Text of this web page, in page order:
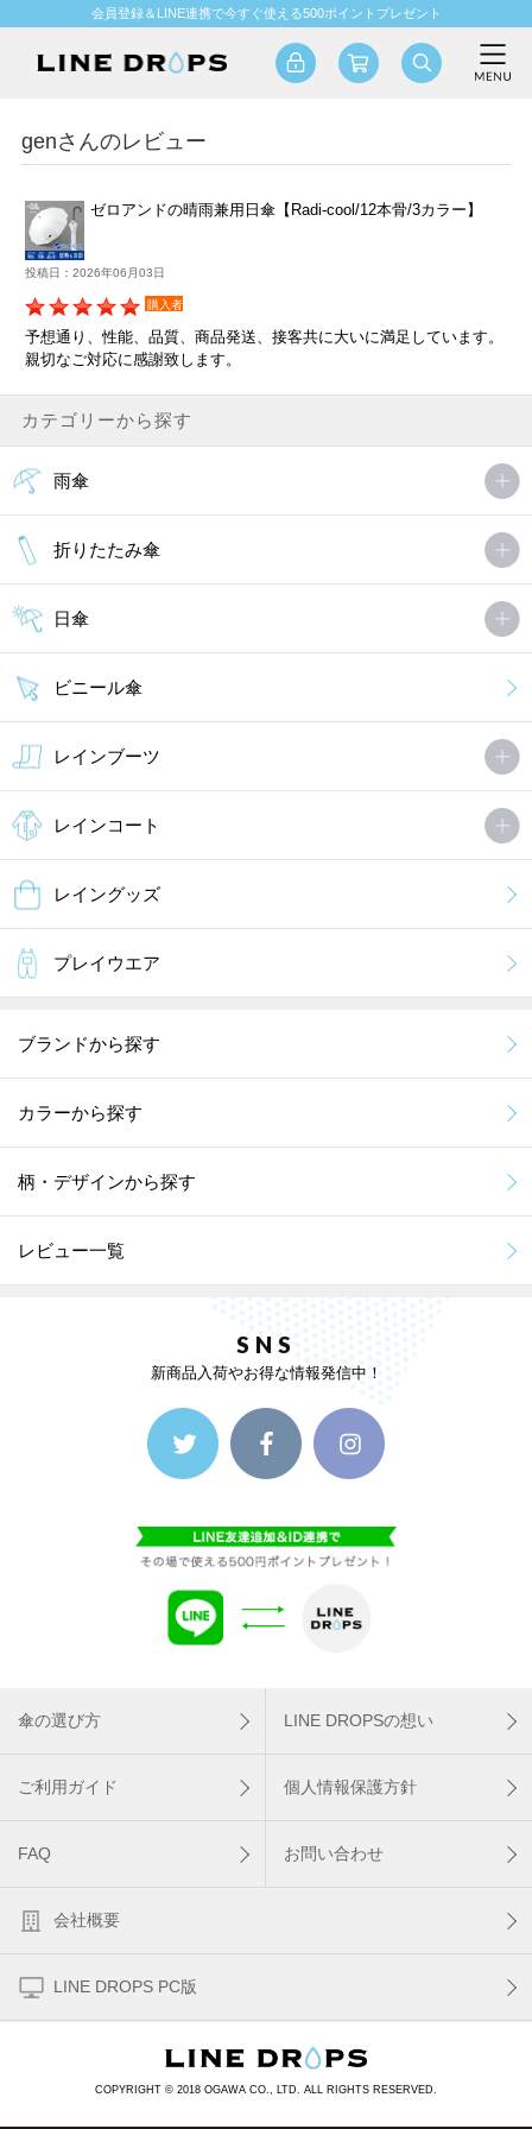
会員登録＆LINE連携で今すぐ使える500ポイントプレゼント
genさんのレビュー
ゼロアンドの晴雨兼用日傘【Radi-cool/12本骨/3カラー】
投稿日：2026年06月03日
購入者
予想通り、性能、品質、商品発送、接客共に大いに満足しています。
親切なご対応に感謝致します。
カテゴリーから探す
雨傘
折りたたみ傘
日傘
ビニール傘
レインブーツ
レインコート
レイングッズ
プレイウエア
ブランドから探す
カラーから探す
柄・デザインから探す
レビュー一覧
SNS
新商品入荷やお得な情報発信中！
傘の選び方 LINE DROPSの想い
ご利用ガイド 個人情報保護方針
FAQ お問い合わせ
会社概要
LINE DROPS PC版
COPYRIGHT © 2018 OGAWA CO., LTD. ALL RIGHTS RESERVED.